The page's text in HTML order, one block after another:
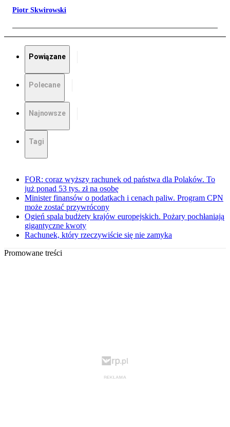
Piotr Skwirowski
Powiązane
Polecane
Najnowsze
Tagi
FOR: coraz wyższy rachunek od państwa dla Polaków. To
już ponad 53 tys. zł na osobę
Minister finansów o podatkach i cenach paliw. Program CPN
może zostać przywrócony
Ogień spala budżety krajów europejskich. Pożary pochłaniają
gigantyczne kwoty
Rachunek, który rzeczywiście się nie zamyka
Promowane treści